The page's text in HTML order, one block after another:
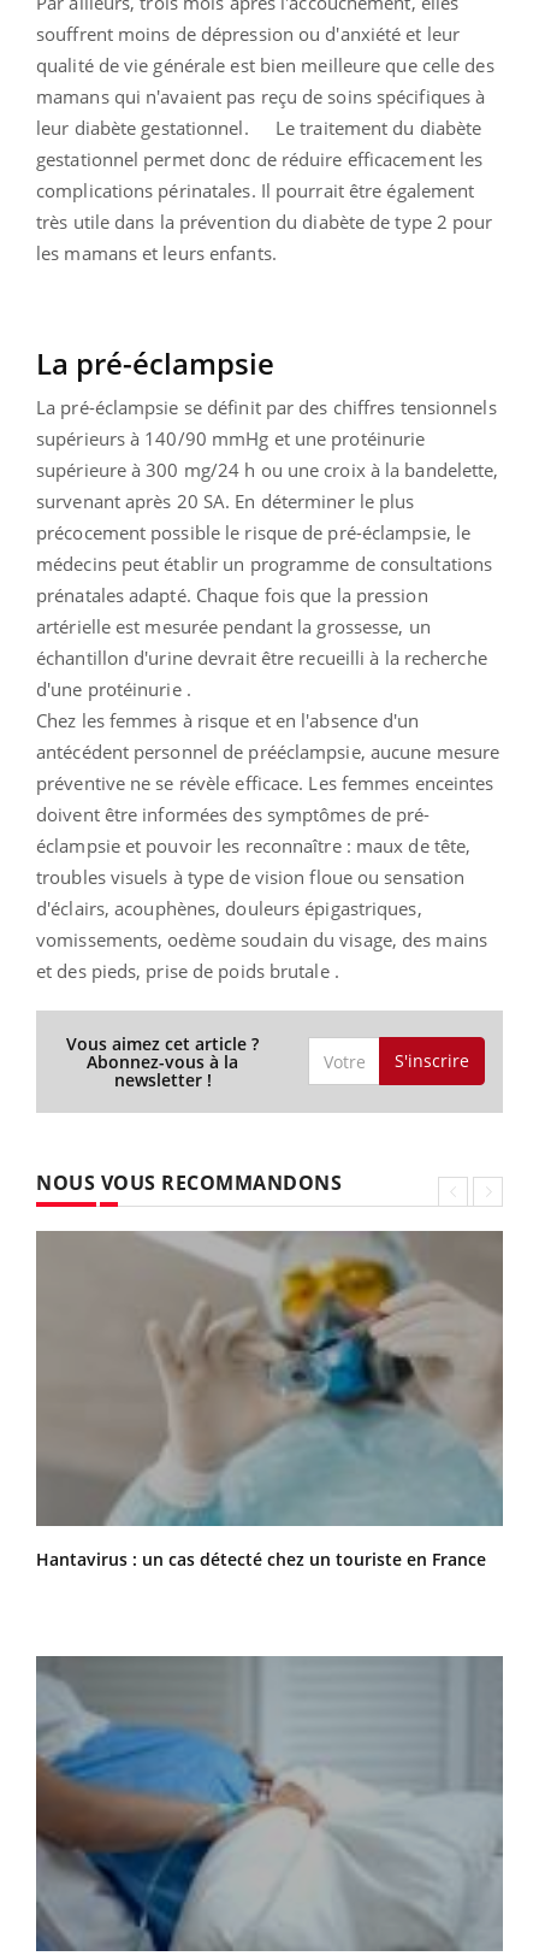
souffrent moins de dépression ou d'anxiété et leur
qualité de vie générale est bien meilleure que celle des
mamans qui n'avaient pas reçu de soins spécifiques à
leur diabète gestationnel. Le traitement du diabète
gestationnel permet donc de réduire efficacement les
complications périnatales. Il pourrait être également
très utile dans la prévention du diabète de type 2 pour
les mamans et leurs enfants.
La pré-éclampsie
La pré-éclampsie se définit par des chiffres tensionnels
supérieurs à 140/90 mmHg et une protéinurie
supérieure à 300 mg/24 h ou une croix à la bandelette,
survenant après 20 SA. En déterminer le plus
précocement possible le risque de pré-éclampsie, le
médecins peut établir un programme de consultations
prénatales adapté. Chaque fois que la pression
artérielle est mesurée pendant la grossesse, un
échantillon d'urine devrait être recueilli à la recherche
d'une protéinurie .
Chez les femmes à risque et en l'absence d'un
antécédent personnel de prééclampsie, aucune mesure
préventive ne se révèle efficace. Les femmes enceintes
doivent être informées des symptômes de pré-
éclampsie et pouvoir les reconnaître : maux de tête,
troubles visuels à type de vision floue ou sensation
d'éclairs, acouphènes, douleurs épigastriques,
vomissements, oedème soudain du visage, des mains
et des pieds, prise de poids brutale .
Vous aimez cet article ?
Abonnez-vous à la
newsletter !
S'inscrire
NOUS VOUS RECOMMANDONS
Hantavirus : un cas détecté chez un touriste en France